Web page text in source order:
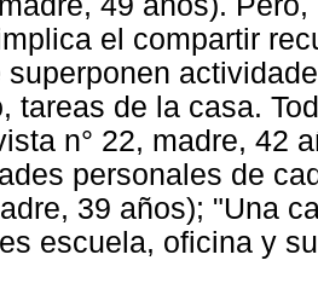
el compartir
superponen
tareas de la casa.
n° 22, madre, 42
personales de
39 años); "Una
escuela, oficina y